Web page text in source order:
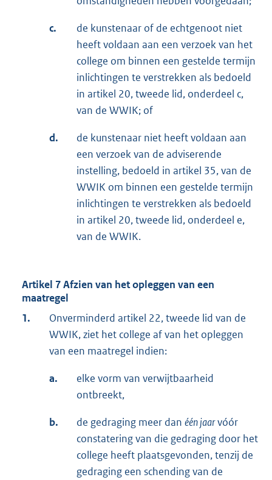
c.
de kunstenaar of de echtgenoot niet
heeft voldaan aan een verzoek van het
college om binnen een gestelde termijn
inlichtingen te verstrekken als bedoeld
in artikel 20, tweede lid, onderdeel c,
van de WWIK; of
d.
de kunstenaar niet heeft voldaan aan
een verzoek van de adviserende
instelling, bedoeld in artikel 35, van de
WWIK om binnen een gestelde termijn
inlichtingen te verstrekken als bedoeld
in artikel 20, tweede lid, onderdeel e,
van de WWIK.
Artikel 7 Afzien van het opleggen van een
maatregel
1.
Onverminderd artikel 22, tweede lid van de
WWIK, ziet het college af van het opleggen
van een maatregel indien:
a.
elke vorm van verwijtbaarheid
ontbreekt,
b. de gedraging meer dan één jaarvóór
constatering van die gedraging door het
college heeft plaatsgevonden, tenzij de
gedraging een schending van de